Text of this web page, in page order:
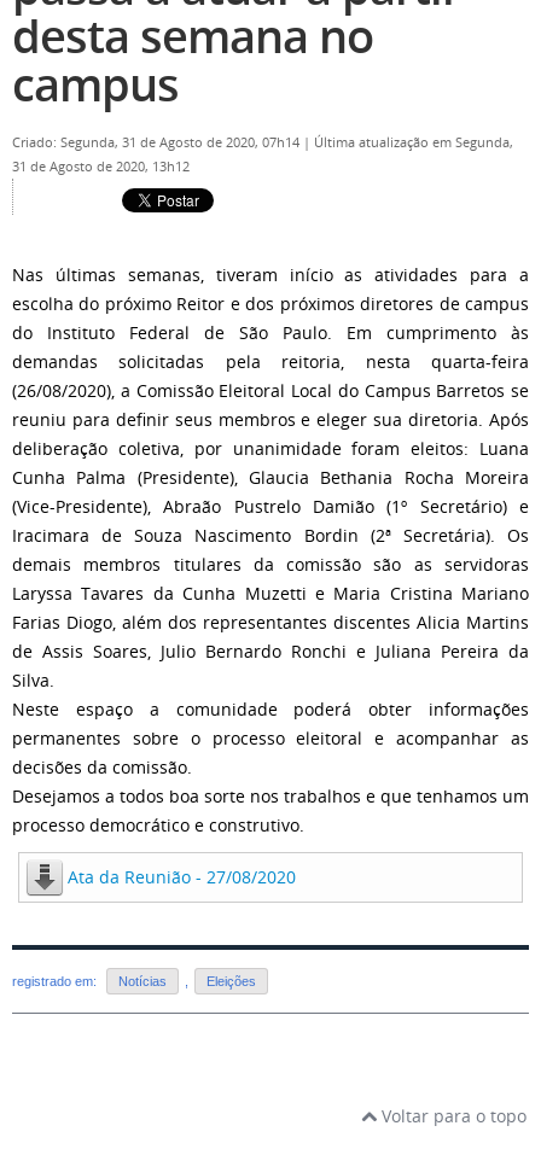
desta semana no
campus
Criado: Segunda, 31 de Agosto de 2020, 07h14 | Última atualização em Segunda,
31 de Agosto de 2020, 13h12
Nas últimas semanas, tiveram início as atividades para a
escolha do próximo Reitor e dos próximos diretores de campus
do Instituto Federal de São Paulo. Em cumprimento às
demandas solicitadas pela reitoria, nesta quarta-feira
(26/08/2020), a Comissão Eleitoral Local do Campus Barretos se
reuniu para definir seus membros e eleger sua diretoria. Após
deliberação coletiva, por unanimidade foram eleitos: Luana
Cunha Palma (Presidente), Glaucia Bethania Rocha Moreira
(Vice-Presidente), Abraão Pustrelo Damião (1º Secretário) e
Iracimara de Souza Nascimento Bordin (2ª Secretária). Os
demais membros titulares da comissão são as servidoras
Laryssa Tavares da Cunha Muzetti e Maria Cristina Mariano
Farias Diogo, além dos representantes discentes Alicia Martins
de Assis Soares, Julio Bernardo Ronchi e Juliana Pereira da
Silva.
Neste espaço a comunidade poderá obter informações
permanentes sobre o processo eleitoral e acompanhar as
decisões da comissão.
Desejamos a todos boa sorte nos trabalhos e que tenhamos um
processo democrático e construtivo.
Ata da Reunião - 27/08/2020
registrado em: Notícias Eleições
Voltar para o topo